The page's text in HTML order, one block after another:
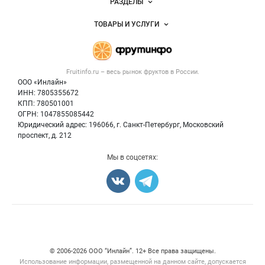
Fruitinfo.ru – весь рынок фруктовв России.
ООО «Инлайн»
ИНН: 7805355672
КПП: 780501001
ОГРН: 1047855085442
Юридический адрес: 196066, г. Санкт-Петербург, Московский
проспект, д. 212
Размещение рекламы
Публичная оферта
Контактная информация
Политика обработки персональных данных
РАЗДЕЛЫ
Объявления
Новости рынка
ТОВАРЫ И УСЛУГИ
Готовая продукция
Овощи
Фрукты
Мы в соцсетях:
© 2006‑2026 ООО “Инлайн”. 12+ Все права защищены.
Использование информации, размещенной на данном сайте, допускается